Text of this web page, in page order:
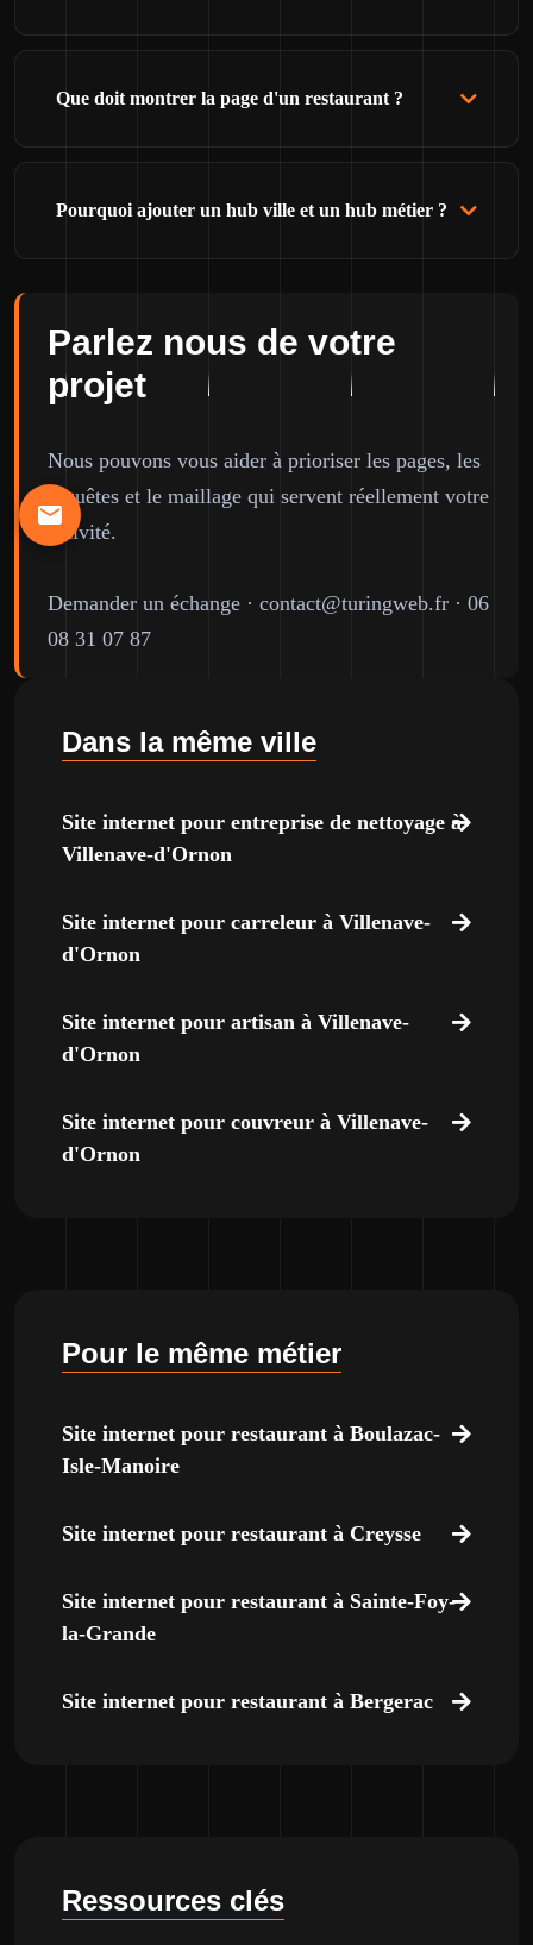
Que doit montrer la page d'un restaurant ?
Pourquoi ajouter un hub ville et un hub métier ?
Parlez nous de votre
projet
Nous pouvons vous aider à prioriser les pages, les
requêtes et le maillage qui servent réellement votre
activité.
Demander un échange · contact@turingweb.fr · 06
08 31 07 87
Dans la même ville
Site internet pour entreprise de nettoyage à
Villenave-d'Ornon
Site internet pour carreleur à Villenave-
d'Ornon
Site internet pour artisan à Villenave-
d'Ornon
Site internet pour couvreur à Villenave-
d'Ornon
Pour le même métier
Site internet pour restaurant à Boulazac-
Isle-Manoire
Site internet pour restaurant à Creysse
Site internet pour restaurant à Sainte-Foy-
la-Grande
Site internet pour restaurant à Bergerac
Ressources clés